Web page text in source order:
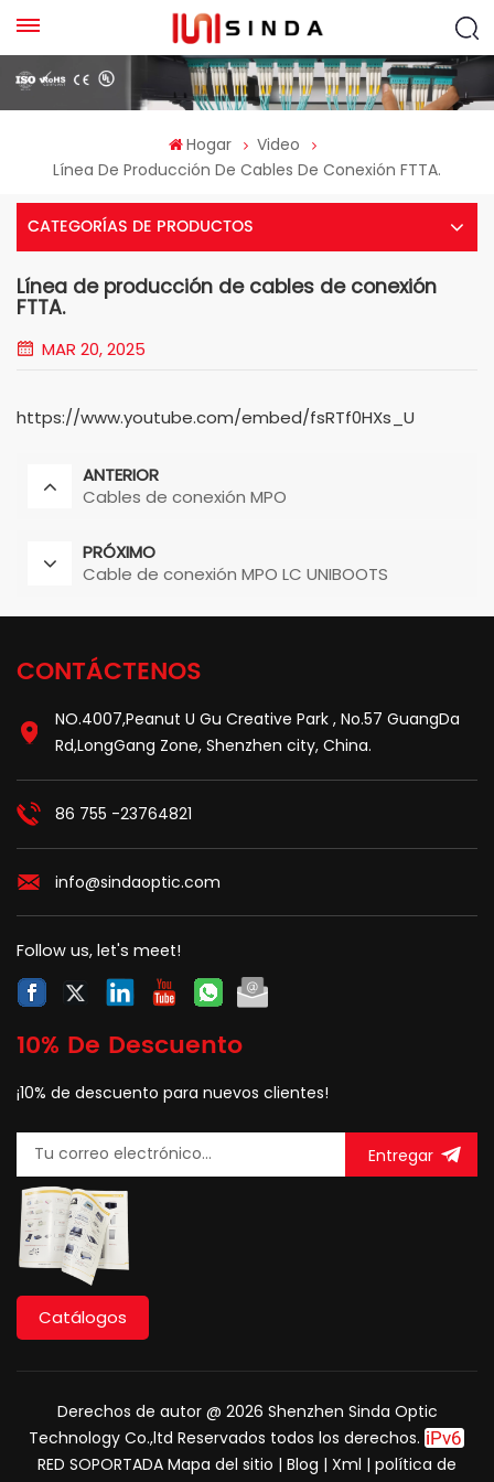
Hogar
Video
Línea De Producción De Cables De Conexión FTTA.
CATEGORÍAS DE PRODUCTOS
Línea de producción de cables de conexión
FTTA.
MAR 20, 2025
https://www.youtube.com/embed/fsRTf0HXs_U
ANTERIOR
Cables de conexión MPO
PRÓXIMO
Cable de conexión MPO LC UNIBOOTS
CONTÁCTENOS
NO.4007,Peanut U Gu Creative Park , No.57 GuangDa
Rd,LongGang Zone, Shenzhen city, China.
86 755 -23764821
info@sindaoptic.com
Follow us, let's meet!
10% De Descuento
¡10% de descuento para nuevos clientes!
Entregar
Catálogos
Derechos de autor @ 2026 Shenzhen Sinda Optic
Technology Co.,ltd Reservados todos los derechos.
RED SOPORTADA Mapa del sitio | Blog | Xml | política de